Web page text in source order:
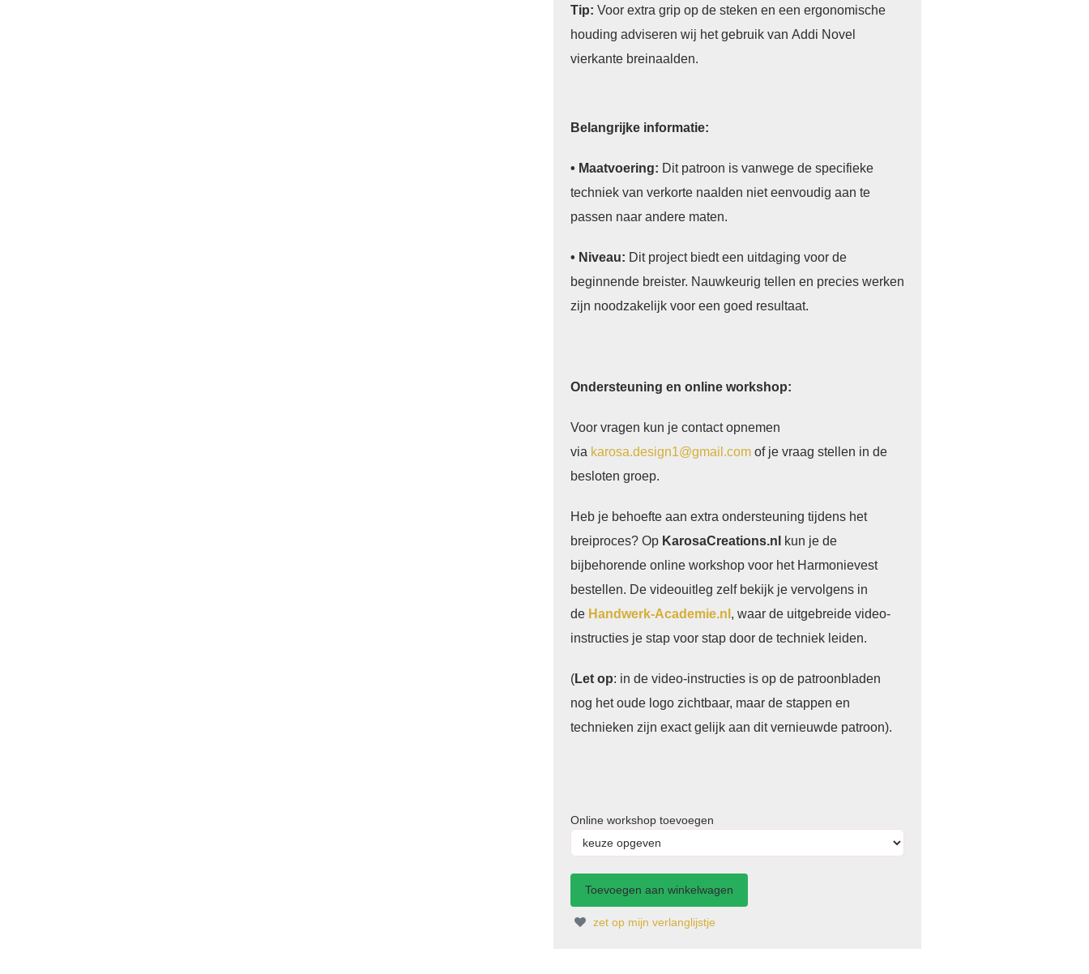
Tip: Voor extra grip op de steken en een ergonomische
houding adviseren wij het gebruik van Addi Novel
vierkante breinaalden.
Belangrijke informatie:
• Maatvoering: Dit patroon is vanwege de specifieke
techniek van verkorte naalden niet eenvoudig aan te
passen naar andere maten.
• Niveau: Dit project biedt een uitdaging voor de
beginnende breister. Nauwkeurig tellen en precies werken
zijn noodzakelijk voor een goed resultaat.
Ondersteuning en online workshop:
Voor vragen kun je contact opnemen
via karosa.design1@gmail.comof je vraag stellen in de
besloten groep.
Heb je behoefte aan extra ondersteuning tijdens het
breiproces? Op KarosaCreations.nl
kun je de
bijbehorende online workshop voor het Harmonievest
bestellen. De videouitleg zelf bekijk je vervolgens in
de Handwerk-Academie.nl , waar de uitgebreide video-
instructies je stap voor stap door de techniek leiden.
(Let op: in de video-instructies is op de patroonbladen
nog het oude logo zichtbaar, maar de stappen en
technieken zijn exact gelijk aan dit vernieuwde patroon).
Online workshop toevoegen
zet op mijn verlanglijstje